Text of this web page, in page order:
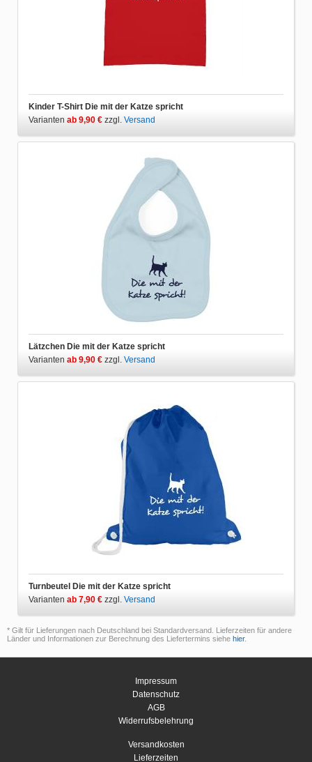
Kinder T-Shirt Die mit der Katze spricht
Varianten ab 9,90 € zzgl. Versand
Lätzchen Die mit der Katze spricht
Varianten ab 9,90 € zzgl. Versand
Turnbeutel Die mit der Katze spricht
Varianten ab 7,90 € zzgl. Versand
* Gilt für Lieferungen nach Deutschland bei Standardversand. Lieferzeiten für andere
Länder und Informationen zur Berechnung des Liefertermins siehe hier.
Impressum
Datenschutz
AGB
Widerrufsbelehrung
Versandkosten
Lieferzeiten